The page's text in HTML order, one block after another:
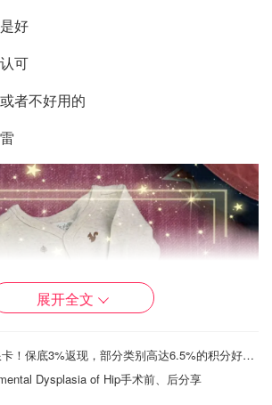
好
可
者不好用的
展开全文
大通自由无限卡！保底3%返现，部分类别高达6.5%的积分好卡！
Dysplasia of Hip手术前、后分享